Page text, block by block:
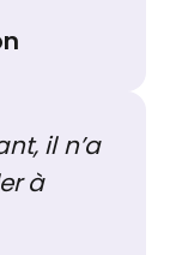
il n’a
à